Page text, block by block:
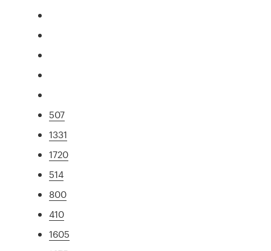
507
1331
1720
514
800
410
1605